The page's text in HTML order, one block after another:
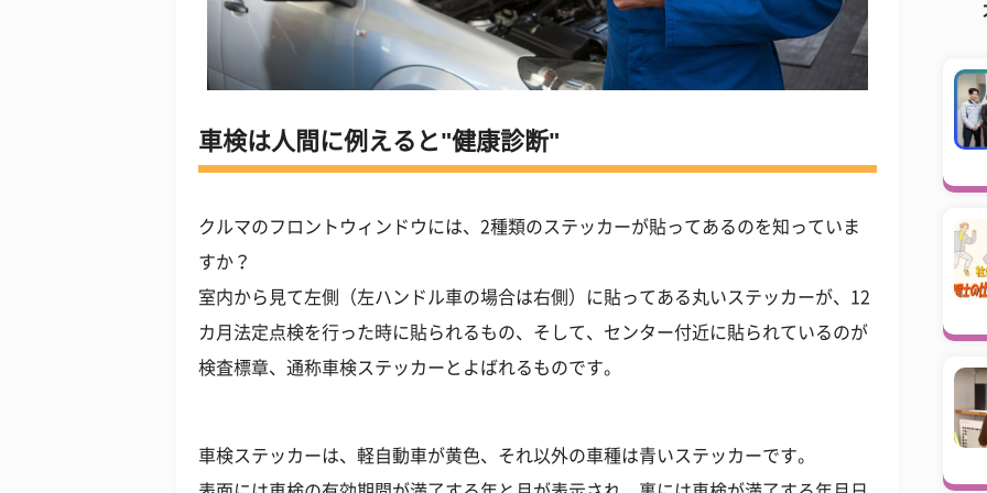
車検は人間に例えると"健康診断"
クルマのフロントウィンドウには、2種類のステッカーが貼ってあるのを知っていま
すか？
室内から見て左側（左ハンドル車の場合は右側）に貼ってある丸いステッカーが、12
カ月法定点検を行った時に貼られるもの、そして、センター付近に貼られているのが
検査標章、通称車検ステッカーとよばれるものです。
車検ステッカーは、軽自動車が黄色、それ以外の車種は青いステッカーです。